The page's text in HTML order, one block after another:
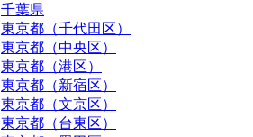
千葉県
東京都（千代田区）
東京都（中央区）
東京都（港区）
東京都（新宿区）
東京都（文京区）
東京都（台東区）